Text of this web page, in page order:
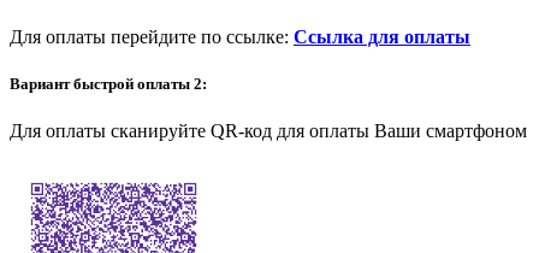
Для оплаты перейдите по ссылке: Ссылка для оплаты
Вариант быстрой оплаты 2:
Для оплаты сканируйте QR-код для оплаты Ваши смартфоном